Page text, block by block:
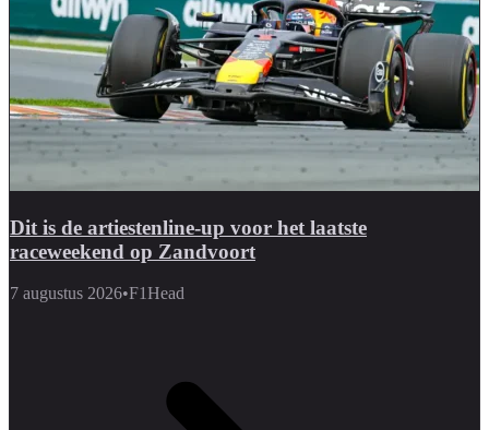
Dit is de artiestenline-up voor het laatste
raceweekend op Zandvoort
7 augustus 2026•F1Head